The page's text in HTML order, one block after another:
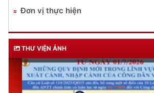
Đơn vị thực hiện
THƯ VIỆN ẢNH